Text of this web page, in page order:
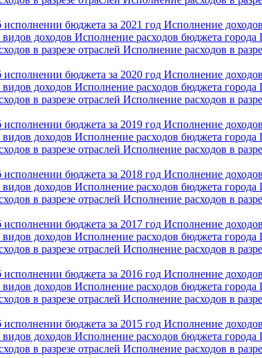
исполнении бюджета за 2021 год Исполнение
доходов Исполнение расходов бюджета города
в разрезе отраслей Исполнение расходов в
исполнении бюджета за 2020 год Исполнение
доходов Исполнение расходов бюджета города
в разрезе отраслей Исполнение расходов в
исполнении бюджета за 2019 год Исполнение
доходов Исполнение расходов бюджета города
в разрезе отраслей Исполнение расходов в
исполнении бюджета за 2018 год Исполнение
доходов Исполнение расходов бюджета города
в разрезе отраслей Исполнение расходов в
исполнении бюджета за 2017 год Исполнение
доходов Исполнение расходов бюджета города
в разрезе отраслей Исполнение расходов в
исполнении бюджета за 2016 год Исполнение
доходов Исполнение расходов бюджета города
в разрезе отраслей Исполнение расходов в
исполнении бюджета за 2015 год Исполнение
доходов Исполнение расходов бюджета города
в разрезе отраслей Исполнение расходов в